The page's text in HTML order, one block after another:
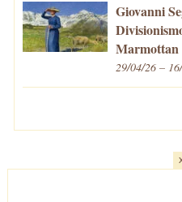
Giovanni
29/04/26 –